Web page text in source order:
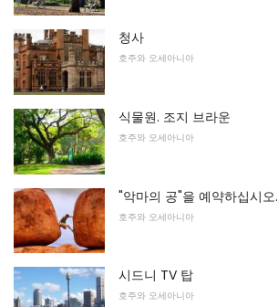
청사
호주와 오세아니아
식물원. 조지 브라운
호주와 오세아니아
"악마의 공"을 예약하십시오.
호주와 오세아니아
시드니 TV 탑
호주와 오세아니아